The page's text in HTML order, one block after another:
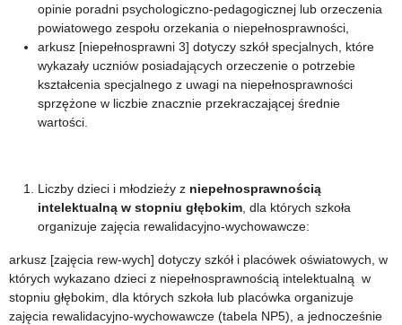
opinie poradni psychologiczno-pedagogicznej lub orzeczenia
powiatowego zespołu orzekania o niepełnosprawności,
arkusz [niepełnosprawni 3] dotyczy szkół specjalnych, które
wykazały uczniów posiadających orzeczenie o potrzebie
kształcenia specjalnego z uwagi na niepełnosprawności
sprzężone w liczbie znacznie przekraczającej średnie
wartości.
Liczby dzieci i młodzieży z niepełnosprawnością
intelektualną w stopniu głębokim, dla których szkoła
organizuje zajęcia rewalidacyjno-wychowawcze:
arkusz [zajęcia rew-wych] dotyczy szkół i placówek oświatowych, w
których wykazano dzieci z niepełnosprawnością intelektualną w
stopniu głębokim, dla których szkoła lub placówka organizuje
zajęcia rewalidacyjno-wychowawcze (tabela NP5), a jednocześnie